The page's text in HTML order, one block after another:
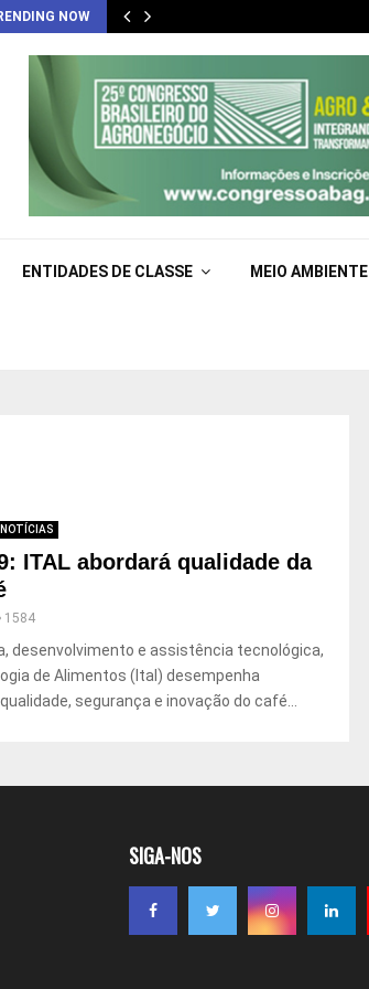
NOW
ENTIDADES DE CLASSE MEIO AMBIENTE
NOTÍCIAS
ITAL abordará qualidade da
1584
desenvolvimento e assistência tecnológica,
de Alimentos (Ital) desempenha
segurança e inovação do café...
SIGA-NOS